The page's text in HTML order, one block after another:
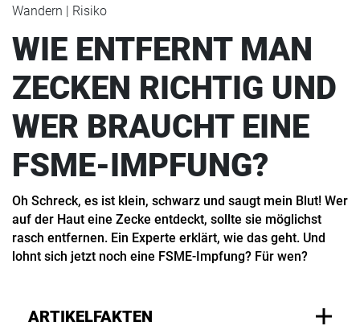
Wandern | Risiko
WIE ENTFERNT MAN
ZECKEN RICHTIG UND
WER BRAUCHT EINE
FSME-IMPFUNG?
Oh Schreck, es ist klein, schwarz und saugt mein Blut! Wer
auf der Haut eine Zecke entdeckt, sollte sie möglichst
rasch entfernen. Ein Experte erklärt, wie das geht. Und
lohnt sich jetzt noch eine FSME-Impfung? Für wen?
ARTIKELFAKTEN